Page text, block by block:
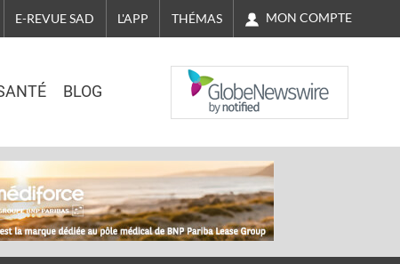
E-REVUE SAD L'APP THÉMAS MON COMPTE
BLOG
NASDAQ